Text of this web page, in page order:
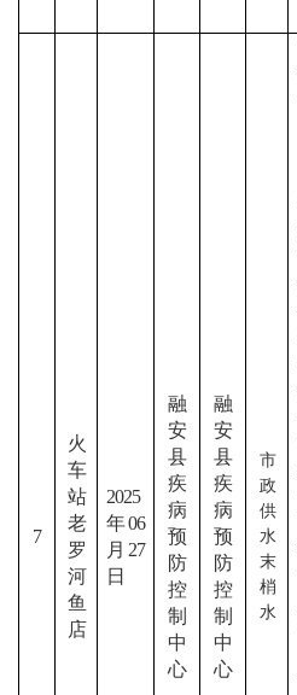
7
火
车
站
老
罗
河
鱼
店
2025
年06
月27
日
融
安
县
疾
病
预
防
控
制
中
心
融
安
县
疾
病
预
防
控
制
中
心
市
政
供
水
末
梢
水